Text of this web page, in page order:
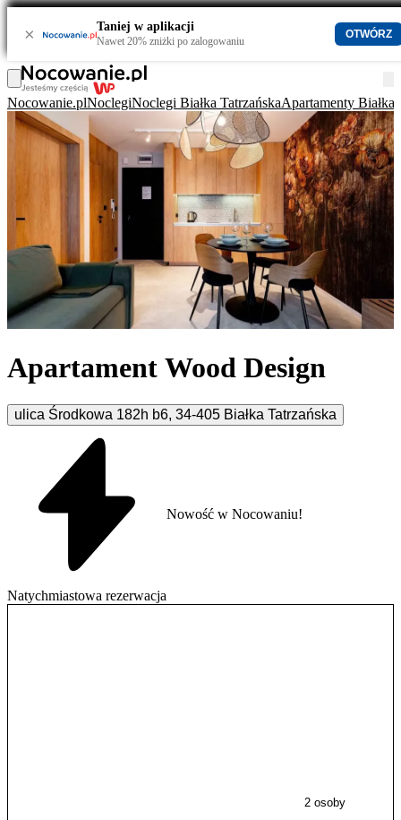
× Taniej w aplikacji
Nawet 20% zniżki po zalogowaniu
OTWÓRZ
Nocowanie.plNoclegiNoclegi Białka TatrzańskaApartamenty Białka
Apartament Wood Design
ulica Środkowa 182h b6, 34-405 Białka Tatrzańska
Natychmiastowa rezerwacja
Nowość w Nocowaniu!
2 osoby